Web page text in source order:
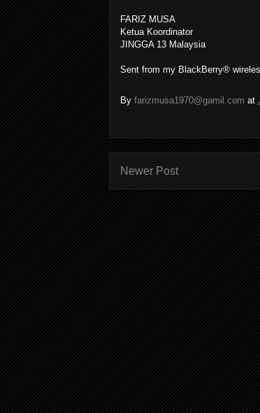
FARIZ MUSA
Ketua Koordinator
JINGGA 13 Malaysia
Sent from my BlackBerry®
By farizmusa1970@gamil.com at
Newer Post